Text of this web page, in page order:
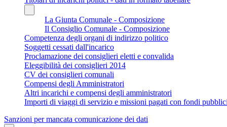
La Giunta Comunale - Composizione
Il Consiglio Comunale - Composizione
Competenza degli organi di indirizzo politico
Soggetti cessati dall'incarico
Proclamazione dei consiglieri eletti e convalida
Eleggibilità dei consiglieri 2014
CV dei consiglieri comunali
Compensi degli Amministratori
Altri incarichi e compensi degli amministratori
Importi di viaggi di servizio e missioni pagati con fondi
Sanzioni per mancata comunicazione dei dati